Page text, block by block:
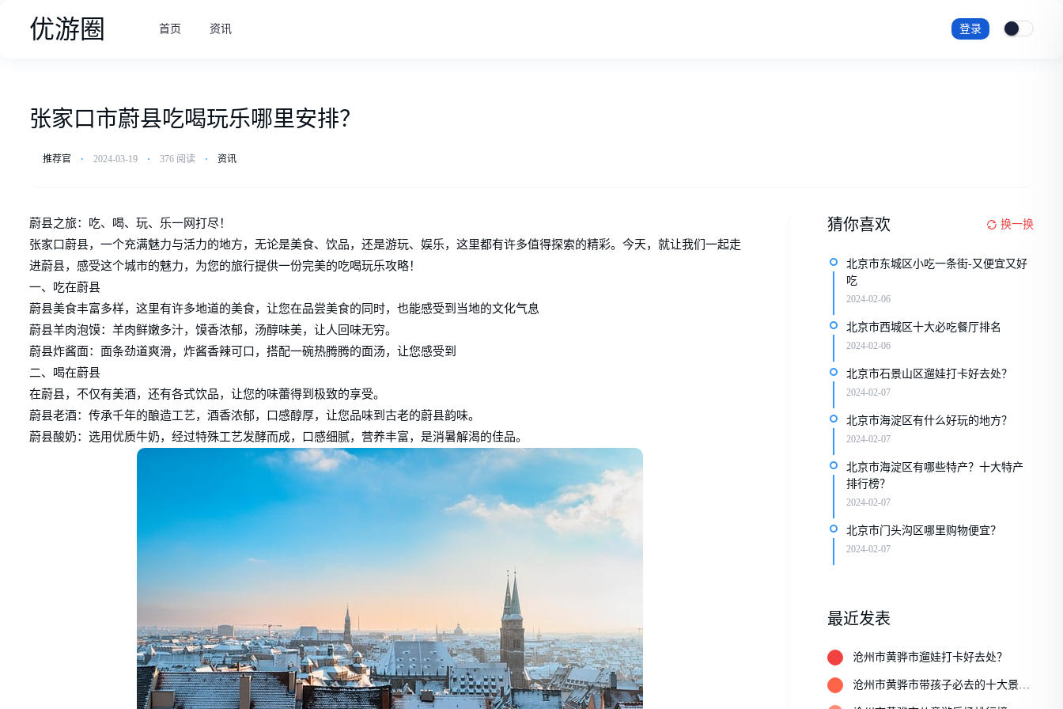
优游圈 首页 资讯 登录
张家口市蔚县吃喝玩乐哪里安排？
推荐官 ⋅ 2024-03-19 ⋅ 376 阅读 ⋅ 资讯
蔚县之旅：吃、喝、玩、乐一网打尽！
张家口蔚县，一个充满魅力与活力的地方，无论是美食、饮品，还是游玩、娱乐，这里都有许多值得探索的精彩。今天，就让我们一起走
进蔚县，感受这个城市的魅力，为您的旅行提供一份完美的吃喝玩乐攻略！
一、吃在蔚县
蔚县美食丰富多样，这里有许多地道的美食，让您在品尝美食的同时，也能感受到当地的文化气息
蔚县羊肉泡馍：羊肉鲜嫩多汁，馍香浓郁，汤醇味美，让人回味无穷。
蔚县炸酱面：面条劲道爽滑，炸酱香辣可口，搭配一碗热腾腾的面汤，让您感受到
二、喝在蔚县
在蔚县，不仅有美酒，还有各式饮品，让您的味蕾得到极致的享受。
蔚县老酒：传承千年的酿造工艺，酒香浓郁，口感醇厚，让您品味到古老的蔚县韵味。
蔚县酸奶：选用优质牛奶，经过特殊工艺发酵而成，口感细腻，营养丰富，是消暑解渴的佳品。
猜你喜欢 换一换
北京市东城区小吃一条街-又便宜又好
吃
2024-02-06
北京市西城区十大必吃餐厅排名
2024-02-06
北京市石景山区遛娃打卡好去处？
2024-02-07
北京市海淀区有什么好玩的地方？
2024-02-07
北京市海淀区有哪些特产？十大特产
排行榜？
2024-02-07
北京市门头沟区哪里购物便宜？
2024-02-07
最近发表
沧州市黄骅市遛娃打卡好去处？
沧州市黄骅市带孩子必去的十大景